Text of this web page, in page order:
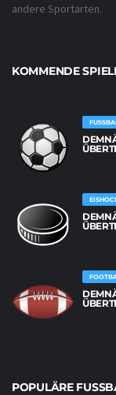
andere Sportarten.
KOMMENDE
POPULÄRE